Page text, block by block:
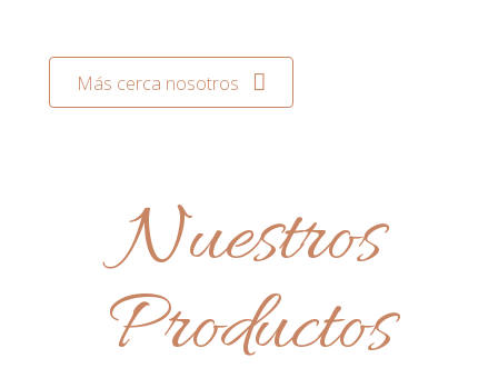
Más cerca nosotros
Nuestros
Productos